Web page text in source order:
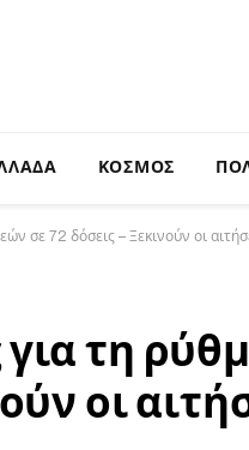
ΚΟΣΜΟΣ
σε 72 δόσεις – Ξεκινούν οι
τη
οι